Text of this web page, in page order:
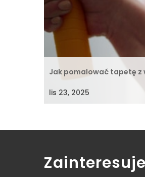
Jak pomalować tapetę z
lis 23, 2025